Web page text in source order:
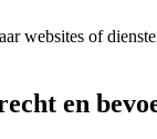
websites of
en